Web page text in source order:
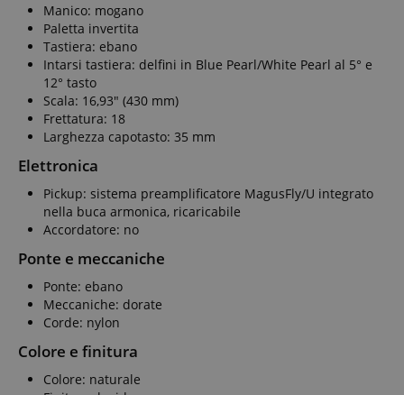
Manico: mogano
Paletta invertita
Tastiera: ebano
Intarsi tastiera: delfini in Blue Pearl/White Pearl al 5° e
12° tasto
Scala: 16,93" (430 mm)
Frettatura: 18
Larghezza capotasto: 35 mm
Elettronica
Pickup: sistema preamplificatore MagusFly/U integrato
nella buca armonica, ricaricabile
Accordatore: no
Ponte e meccaniche
Ponte: ebano
Meccaniche: dorate
Corde: nylon
Colore e finitura
Colore: naturale